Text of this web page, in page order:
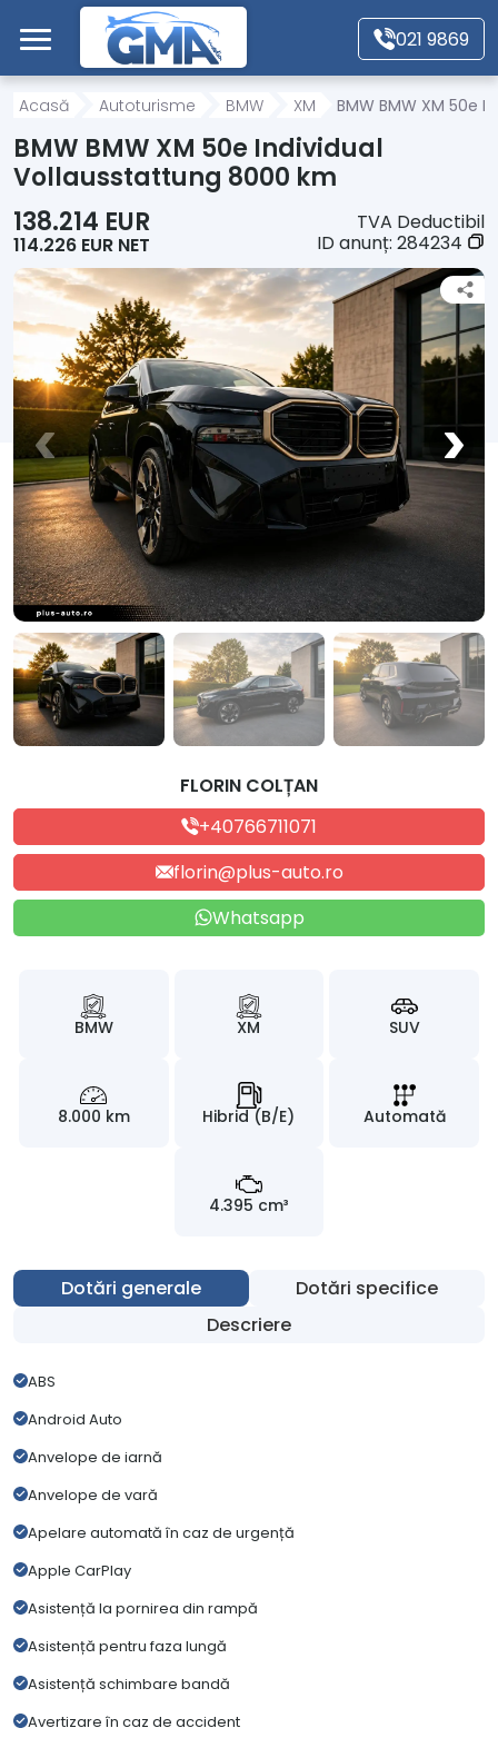
Mergi direct la conținutul principal
021 9869
Acasă
Autoturisme
Motociclete
Autoutilitare
Alte tipuri vehicule
Despre Noi
Contact
Acasă Autoturisme BMW XM BMW BMW XM 50e
BMW BMW XM 50e Individual
Vollausstattung 8000 km
138.214 EUR
114.226 EUR NET
TVA Deductibil
ID anunț: 284234
FLORIN COLȚAN
+40766711071
florin@plus-auto.ro
Whatsapp
BMW XM SUV
8.000 km Hibrid (B/E) Automată
4.395 cm³
Dotări generale
Dotări specifice
Descriere
ABS
Android Auto
Anvelope de iarnă
Anvelope de vară
Apelare automată în caz de urgență
Apple CarPlay
Asistență la pornirea din rampă
Asistență pentru faza lungă
Asistență schimbare bandă
Avertizare în caz de accident